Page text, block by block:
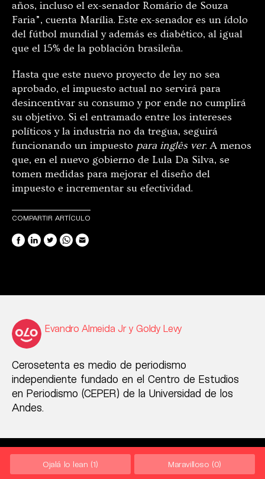
años, incluso el ex-senador Romário de Souza
Faria”, cuenta Marília. Este ex-senador es un ídolo
del fútbol mundial y además es diabético, al igual
que el 15% de la población brasileña.
Hasta que este nuevo proyecto de ley no sea
aprobado, el impuesto actual no servirá para
desincentivar su consumo y por ende no cumplirá
su objetivo. Si el entramado entre los intereses
políticos y la industria no da tregua, seguirá
funcionando un impuesto para inglês ver. A menos
que, en el nuevo gobierno de Lula Da Silva, se
tomen medidas para mejorar el diseño del
impuesto e incrementar su efectividad.
COMPARTIR ARTÍCULO
Evandro Almeida Jr y Goldy Levy
Cerosetenta es medio de periodismo
independiente fundado en el Centro de Estudios
en Periodismo (CEPER) de la Universidad de los
Andes.
Ojalá lo lean (1) Maravilloso (0)